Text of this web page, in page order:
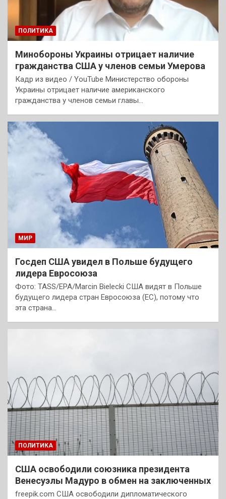
ПОЛИТИКА
Минобороны Украины отрицает наличие
гражданства США у членов семьи Умерова
Кадр из видео / YouTube Министерство обороны
Украины отрицает наличие американского
гражданства у членов семьи главы…
МИР
Госдеп США увидел в Польше будущего
лидера Евросоюза
Фото: TASS/EPA/Marcin Bielecki США видят в Польше
будущего лидера стран Евросоюза (ЕС), потому что
эта страна…
ПОЛИТИКА
США освободили союзника президента
Венесуэлы Мадуро в обмен на заключенных
freepik.com США освободили дипломатического